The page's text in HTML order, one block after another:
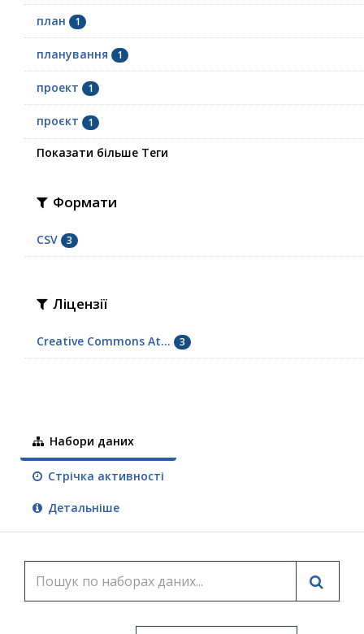
план 1
планування 1
проект 1
проєкт 1
Показати більше Теги
Формати
CSV 3
Ліцензії
Creative Commons At... 3
Набори даних
Стрічка активності
Детальніше